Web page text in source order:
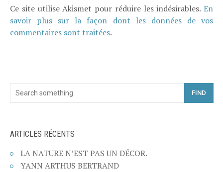
Ce site utilise Akismet pour réduire les indésirables. En
savoir plus sur la façon dont les données de vos
commentaires sont traitées.
FIND
ARTICLES RÉCENTS
LA NATURE N’EST PAS UN DÉCOR.
YANN ARTHUS BERTRAND